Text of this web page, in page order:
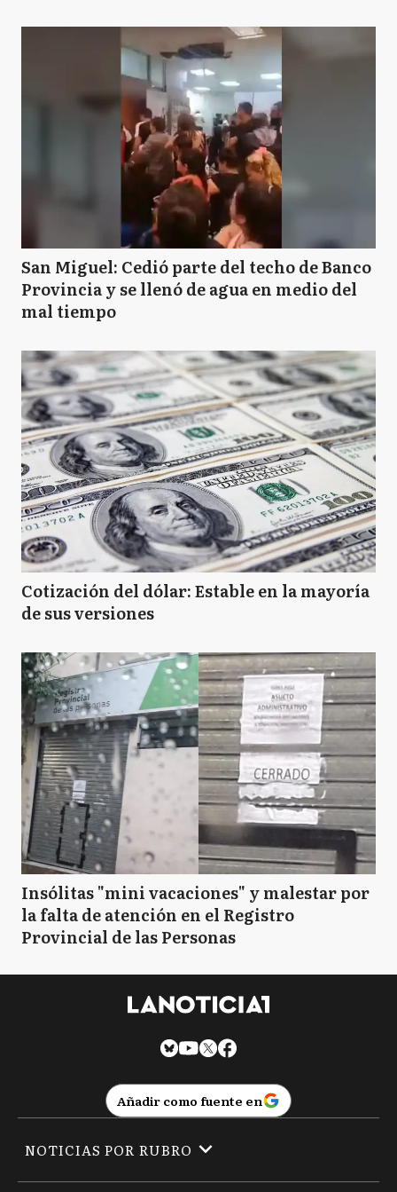
San Miguel: Cedió parte del techo de Banco
Provincia y se llenó de agua en medio del
mal tiempo
Cotización del dólar: Estable en la mayoría
de sus versiones
Insólitas "mini vacaciones" y malestar por
la falta de atención en el Registro
Provincial de las Personas
Añadir como fuente en
NOTICIAS POR RUBRO